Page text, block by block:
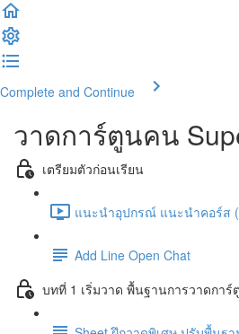
Complete and Continue
วาดการ์ตูนคน
เตรียมตัวก่อนเรียน
แนะนำอุปกรณ์ แนะนำคอร์ส
Add Line Open Chat
บทที่ 1 เริ่มวาด พื้นฐานการวาดการ์